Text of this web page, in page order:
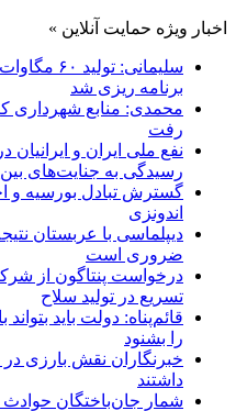
اخبار ویژه حمایت آنلاین »
سلیمانی:
برنامه ریزی شد
محمدی: منابع شهرداری
رفت
نفع ملی ایران و ایرانیان
رسیدگی به جنایت‌های
گسترش تبادل بورسیه و
اندونزی
دیپلماسی با عربستان
ضروری است
درخواست پنتاگون از
تسریع در تولید سلاح
قائم‌پناه: دولت باید
را بشنود
خبرنگاران نقش بارزی
داشتند
شمار جان‌باختگان حوادث سئوتا به